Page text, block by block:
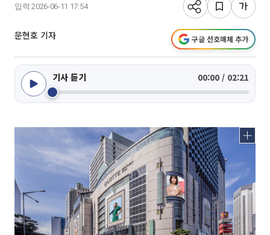
입력 2026-06-11 17:54
문현호 기자 구글 선호매체 추가
기사 듣기 00:00 / 02:21